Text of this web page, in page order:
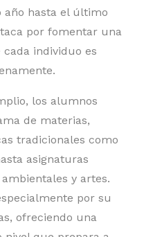
año hasta el último
por fomentar una
individuo es
los alumnos
de materias,
tradicionales como
asignaturas
y artes.
por su
ofreciendo una